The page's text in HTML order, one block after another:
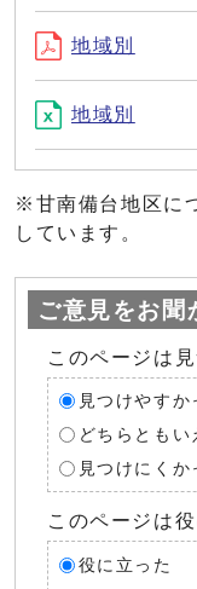
地域別
地域別
※甘南備台地区に
しています。
ご意見をお聞
このページは
見つけやすか
どちらともい
見つけにくか
このページは
役に立った